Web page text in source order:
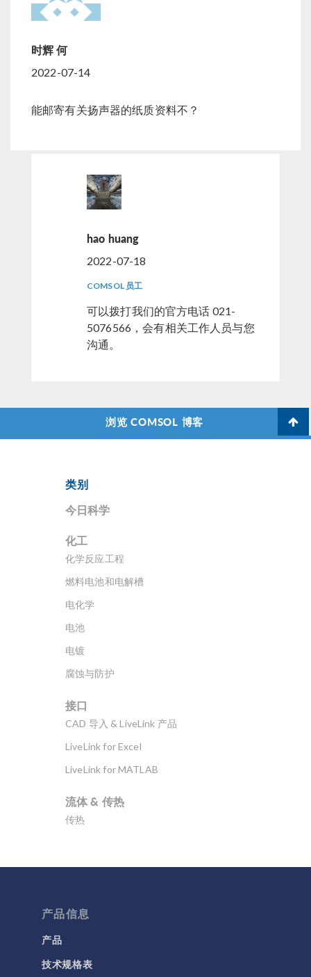
时辉 何
2022-07-14
能邮寄有关扬声器的纸质资料不？
hao huang
2022-07-18
COMSOL 员工
可以拨打我们的官方电话 021-
5076566，会有相关工作人员与您
沟通。
浏览 COMSOL 博客
类别
今日科学
化工
化学反应工程
燃料电池和电解槽
电化学
电池
电镀
腐蚀与防护
接口
CAD 导入 & LiveLink 产品
LiveLink for Excel
LiveLink for MATLAB
流体 & 传热
传热
多孔介质流动
流体流动颗粒跟踪
电磁学
产品信息
产品
技术规格表